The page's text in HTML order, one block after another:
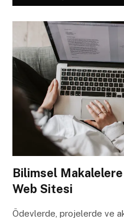
Bilimsel
Web Sitesi
Ödevlerde, projelerde ve